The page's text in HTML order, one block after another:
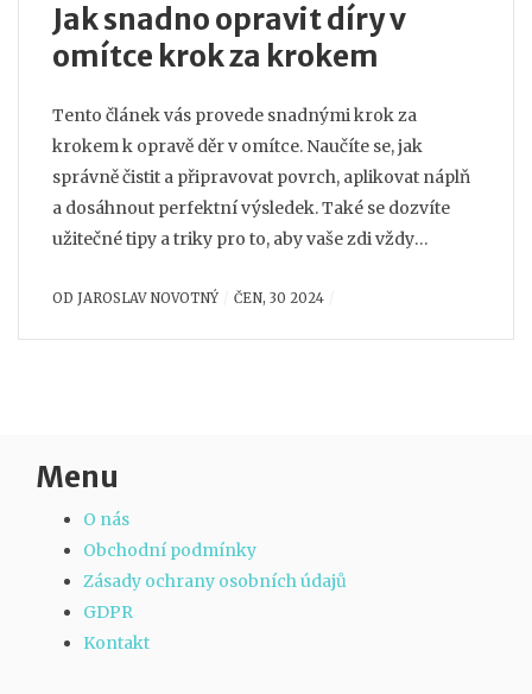
Jak snadno opravit díry v
omítce krok za krokem
Tento článek vás provede snadnými krok za
krokem k opravě děr v omítce. Naučíte se, jak
správně čistit a připravovat povrch, aplikovat náplň
a dosáhnout perfektní výsledek. Také se dozvíte
užitečné tipy a triky pro to, aby vaše zdi vždy
OD JAROSLAV NOVOTNÝ ČEN, 30 2024
Menu
O nás
Obchodní podmínky
Zásady ochrany osobních údajů
GDPR
Kontakt